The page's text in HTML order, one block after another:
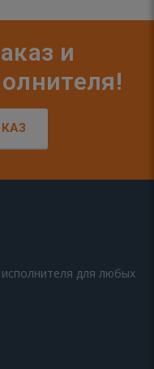
и
для любых